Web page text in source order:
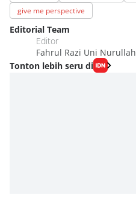
give me perspective
Editorial Team
Editor
Fahrul Razi Uni Nurullah
Tonton lebih seru di